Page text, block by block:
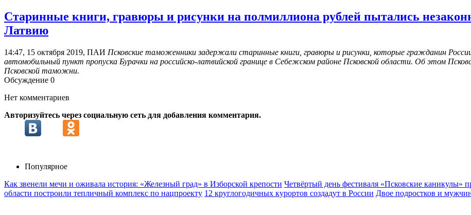
Старинные книги, гравюры и рисунки на полмиллиона рублей пытались
Латвию
14:47, 15 октября 2019, ПАИ Псковские таможенники задержали старинные книги, гравюры и рисунки, которые гражданин
автомобильный пункт пропуска Бурачки на российско-латвийской границе в Себежском районе Псковской области. Об этом
Псковской таможни.
Обсуждение 0
Нет комментариев
Авторизуйтесь через социальную сеть для добавления комментария.
Популярное
Как звенели мечи и оживала история: «Железный град» в Изборской крепости Четвёртый день фестиваля «Псковские каникулы»
области построили тепличный комплекс по нацпроекту 12 круглогодичных курортов создадут в России Двое подростков и